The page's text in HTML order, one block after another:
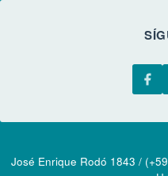
José Enrique Rodó 1843 /